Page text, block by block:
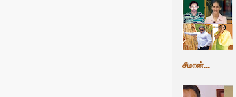
சீமான்...